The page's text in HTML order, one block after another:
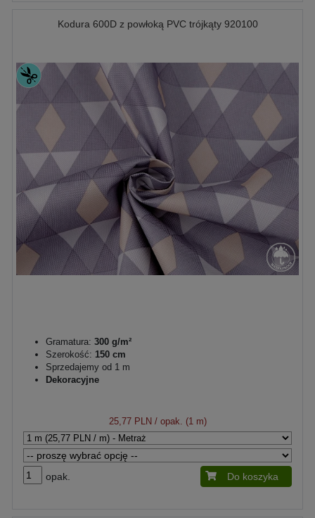
Kodura 600D z powłoką PVC trójkąty 920100
Gramatura: 300 g/m²
Szerokość: 150 cm
Sprzedajemy od 1 m
Dekoracyjne
25,77 PLN/ opak. (1 m)
opak. Do koszyka